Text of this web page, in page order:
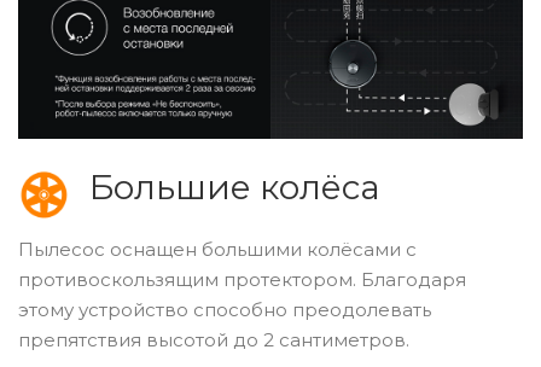
Большие колёса
Пылесос оснащен большими колёсами с
противоскользящим протектором. Благодаря
этому устройство способно преодолевать
препятствия высотой до 2 сантиметров.